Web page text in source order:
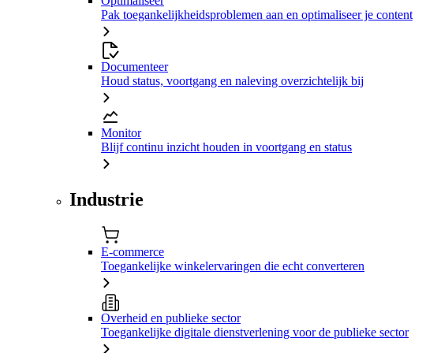
Pak toegankelijkheidsproblemen aan en optimaliseer je content
Documenteer
Houd status, voortgang en naleving overzichtelijk bij
Monitor
Blijf continu inzicht houden in voortgang en status
Industrie
E-commerce
Toegankelijke winkelervaringen die echt converteren
Overheid en publieke sector
Toegankelijke digitale dienstverlening voor de publieke sector